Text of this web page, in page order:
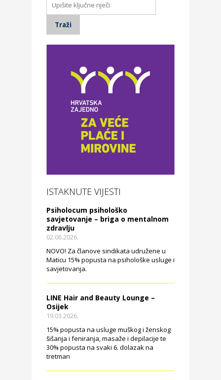
ISTAKNUTE VIJESTI
Psiholocum psihološko
savjetovanje – briga o mentalnom
zdravlju
02.06.2026.
NOVO! Za članove sindikata udružene u
Maticu 15% popusta na psihološke usluge i
savjetovanja.
LINE Hair and Beauty Lounge –
Osijek
19.03.2026.
15% popusta na usluge muškog i ženskog
šišanja i feniranja, masaže i depilacije te
30% popusta na svaki 6. dolazak na
tretman